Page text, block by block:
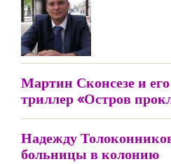
Мартин Сконсезе и
триллер «Остров
Надежду
больницы в колонию